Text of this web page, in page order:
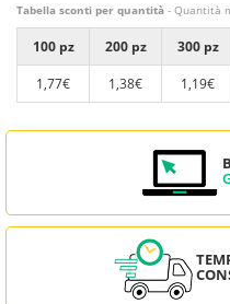
Tabella sconti per quantità - Quantità
100 pz 200 pz 300 pz
1,77€
1,38€ 1,19€